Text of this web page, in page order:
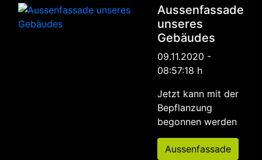
Aussenfassade
unseres
Gebäudes
09.11.2020 -
08:57:18 h
Jetzt kann mit der
Bepflanzung
begonnen werden
Aussenfassade